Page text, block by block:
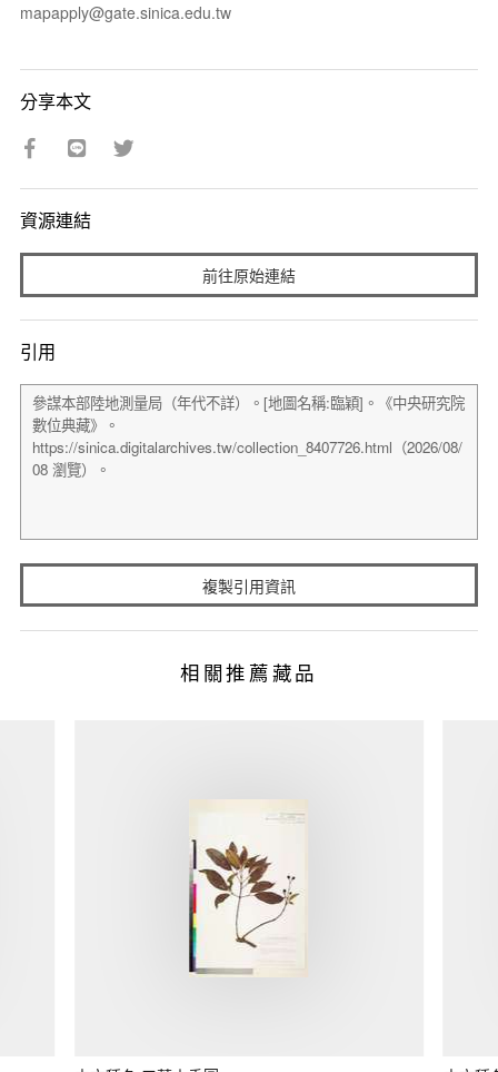
mapapply@gate.sinica.edu.tw
分享本文
資源連結
前往原始連結
引用
複製引用資訊
相關推薦藏品